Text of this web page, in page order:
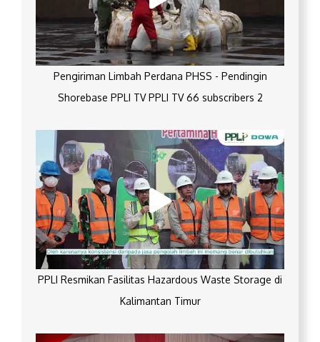
Pengiriman Limbah Perdana PHSS - Pendingin
Shorebase PPLI TV PPLI TV 66 subscribers 2
PPLI Resmikan Fasilitas Hazardous Waste Storage di
Kalimantan Timur